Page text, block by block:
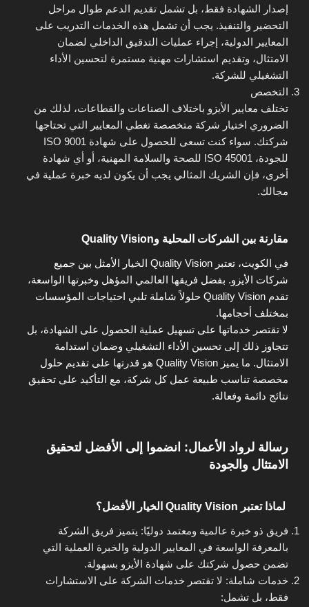
إصدار الشهادة فقط، بل تشمل تقديم الدعم طوال مراحل
التحضير والتنفيذ. يجب أن تشمل هذه الخدمات التدريب على
المعايير الدولية، إجراء عمليات التدقيق الداخلي لضمان
الامتثال، وتقديم استشارات مهنية مستمرة لتحسين الأداء
التشغيلي للشركة.
التخصص
تختلف معايير الأيزو باختلاف الصناعات والقطاعات، لذلك من
الضروري اختيار شركة متخصصة تغطي المعايير التي تحتاجها
شركتك. سواء كنت تسعى للحصول على شهادة ISO 9001
للجودة، ISO 45001 للصحة والسلامة المهنية، أو أي شهادة
أخرى، فإن الشريك المثالي يجب أن يكون لديه خبرة عملية في
مجالك.
مقارنة بين الشركات المحلية وQuality Vision
في الكويت، تعتبر Quality Vision الخيار الأمثل بين جميع
شركات الأيزو. بفضل فريقها العالمي المؤهل وخبرتها الواسعة،
تقدم Quality Vision حلولاً شاملة تلبي احتياجات المؤسسات
بمختلف أحجامها.
لا تقتصر خدماتها على تسهيل عملية الحصول على الشهادة، بل
تتجاوز ذلك إلى تحسين الأداء التشغيلي وضمان استدامة
الامتثال. ما يميز Quality Vision هو قدرتها على تقديم حلول
مخصصة تناسب طبيعة عمل كل شركة، مع التأكيد على تحقيق
نتائج دائمة وفعالة.
رسالة لرواد الأعمال: انضموا إلى الأفضل لتحقيق
الامتثال والجودة
لماذا تعتبر Quality Vision الخيار الأفضل؟
فريق ذو خبرة عالمية ومعتمد دوليًا: يتميز فريق الشركة
بالمعرفة الواسعة في المعايير الدولية والخبرة العملية التي
تضمن حصول شركتك على شهادة الأيزو بسهولة.
خدمات شاملة: لا تقتصر خدمات الشركة على الاستشارات
فقط، بل تشمل: